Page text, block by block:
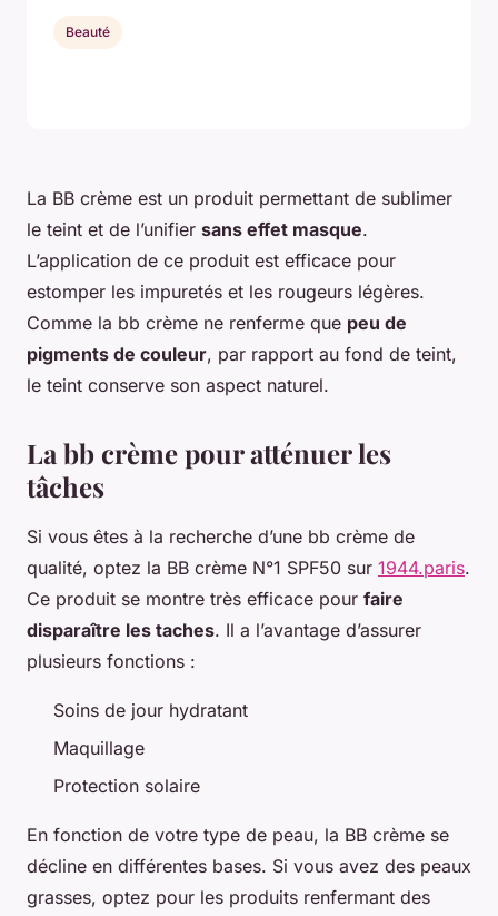
La BB crème est un produit permettant de sublimer
le teint et de l’unifier sans effet masque.
L’application de ce produit est efficace pour
estomper les impuretés et les rougeurs légères.
Comme la bb crème ne renferme que peu de
pigments de couleur, par rapport au fond de teint,
le teint conserve son aspect naturel.
La bb crème pour atténuer les
tâches
Si vous êtes à la recherche d’une bb crème de
qualité, optez la BB crème N°1 SPF50 sur 1944.paris.
Ce produit se montre très efficace pour faire
disparaître les taches. Il a l’avantage d’assurer
plusieurs fonctions :
Soins de jour hydratant
Maquillage
Protection solaire
En fonction de votre type de peau, la BB crème se
décline en différentes bases. Si vous avez des peaux
grasses, optez pour les produits renfermant des
Beauté